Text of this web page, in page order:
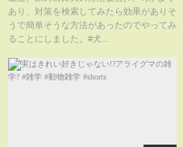
あり、対策を検索してみたら効果がありそ
うで簡単そうな方法があったのでやってみ
ることにしました。#犬...